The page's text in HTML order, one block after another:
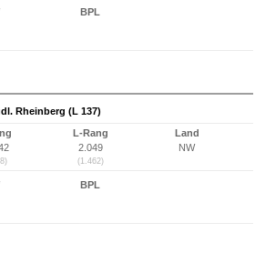
BPL
Rheinberg (L 137)
L-Rang
2.049
(1.462)
Land
NW
BPL